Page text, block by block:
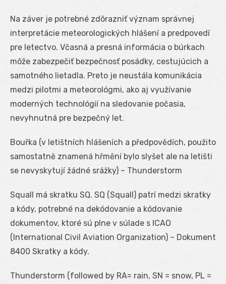
Na záver je potrebné zdôrazniť význam správnej
interpretácie meteorologických hlášení a predpovedí
pre letectvo. Včasná a presná informácia o búrkach
môže zabezpečiť bezpečnosť posádky, cestujúcich a
samotného lietadla. Preto je neustála komunikácia
medzi pilotmi a meteorológmi, ako aj využívanie
moderných technológií na sledovanie počasia,
nevyhnutná pre bezpečný let.
Bouřka (v letištních hlášeních a předpovědích, použito
samostatně znamená hřmění bylo slyšet ale na letišti
se nevyskytují žádné srážky) – Thunderstorm
Squall má skratku SQ. SQ (Squall) patrí medzi skratky
a kódy, potrebné na dekódovanie a kódovanie
dokumentov, ktoré sú plne v súlade s ICAO
(International Civil Aviation Organization) – Dokument
8400 Skratky a kódy.
Thunderstorm (followed by RA= rain, SN = snow, PL =